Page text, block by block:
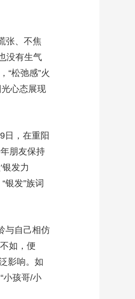
张、不焦
没有生气
“松弛感”火
心态展现
日，在重阳
朋友保持
发力
银发”族词
与自己相仿
如，便
影响。如
小孩哥/小